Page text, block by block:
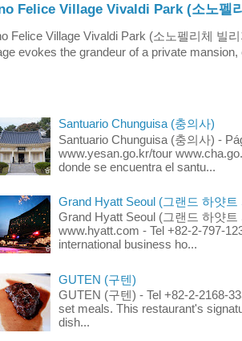
Felice Village Vivaldi Park (소노펠
Felice Village Vivaldi Park (소노펠리체 빌
evokes the grandeur of a private
Santuario Chunguisa (충의사)
Santuario Chunguisa (충의사) -
www.yesan.go.kr/tour
donde se encuentra el santu...
Grand Hyatt Seoul (그랜드 하얏트
Grand Hyatt Seoul (그랜드 하얏트
www.hyatt.com - Tel +82-2-797-
international business ho...
GUTEN (구텐)
GUTEN (구텐) - Tel +82-2-2168-
set meals. This restaurant's
dish...